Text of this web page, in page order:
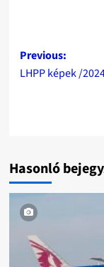
Post
Previous:
LHPP képek /
Hasonló